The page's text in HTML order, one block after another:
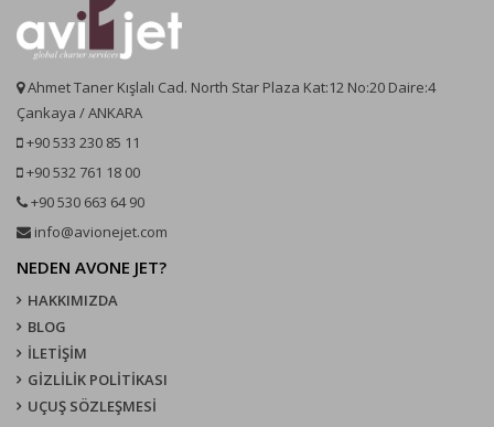
Ahmet Taner Kışlalı Cad. North Star Plaza Kat:12 No:20 Daire:4
Çankaya / ANKARA
+90 533 230 85 11
+90 532 761 18 00
+90 530 663 64 90
info@avionejet.com
NEDEN AVONE JET?
HAKKIMIZDA
BLOG
İLETİŞİM
GİZLİLİK POLİTİKASI
UÇUŞ SÖZLEŞMESI